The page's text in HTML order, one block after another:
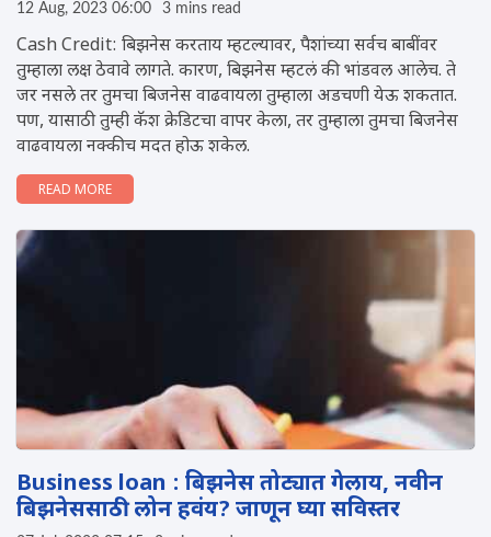
12 Aug, 2023 06:00 3 mins read
Cash Credit: बिझनेस करताय म्हटल्यावर, पैशांच्या सर्वच बाबींवर
तुम्हाला लक्ष ठेवावे लागते. कारण, बिझनेस म्हटलं की भांडवल आलेच. ते
जर नसले तर तुमचा बिजनेस वाढवायला तुम्हाला अडचणी येऊ शकतात.
पण, यासाठी तुम्ही कॅश क्रेडिटचा वापर केला, तर तुम्हाला तुमचा बिजनेस
वाढवायला नक्कीच मदत होऊ शकेल.
READ MORE
Business loan : बिझनेस तोट्यात गेलाय, नवीन
बिझनेससाठी लोन हवंय? जाणून घ्या सविस्तर